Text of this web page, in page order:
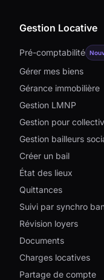
Gestion Locative
Pré-comptabilité
Gérer mes biens
Gérance immobilière
Gestion LMNP
Gestion pour
Gestion bailleurs
Créer un bail
État des lieux
Quittances
Suivi par synchro
Révision loyers
Documents
Charges locatives
Partage de compte